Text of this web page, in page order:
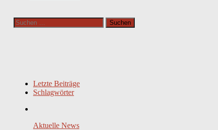
Suchen
nach:
Letzte Beiträge
Schlagwörter
Aktuelle News